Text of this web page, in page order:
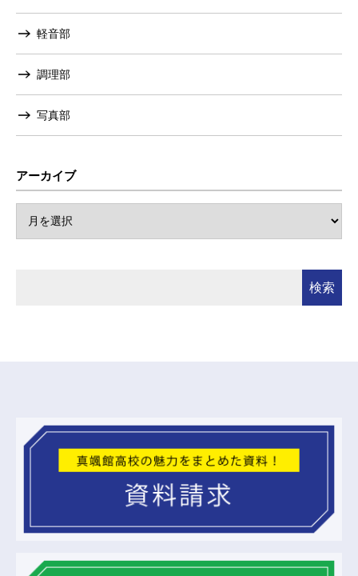
軽音部
調理部
写真部
アーカイブ